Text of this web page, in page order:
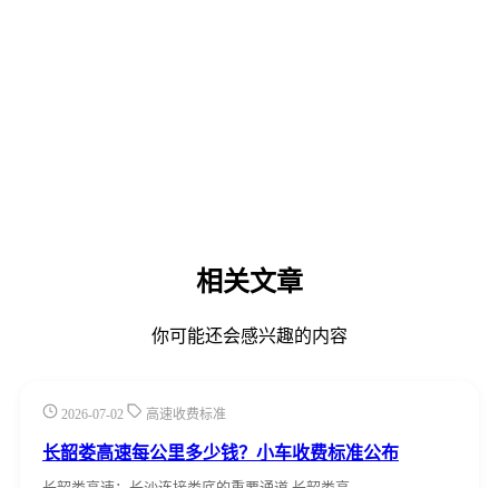
相关文章
你可能还会感兴趣的内容
2026-07-02 高速收费标准
长韶娄高速每公里多少钱？小车收费标准公布